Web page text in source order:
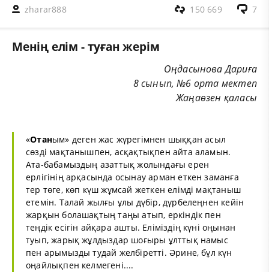
zharar888 7
150 669
Менің елім - туған жерім
Оңдасынова Дариға
8 сынып, №6 орта мектеп
Жаңаөзен қаласы
«Отаным» деген жас жүрегімнен шыққан асыл
сөзді мақтанышпен, асқақтықпен айта аламын.
Ата-бабамыздың азаттық жолындағы ерен
ерлігінің арқасында осынау арман еткен заманға
тер төге, көп күш жұмсай жеткен елімді мақтаныш
етемін. Талай жылғы ұлы дүбір, дүрбелеңнен кейін
жарқын болашақтың таңы атып, еркіндік пен
теңдік есігін айқара ашты. Еліміздің күні оңынан
туып, жарық жұлдыздар шоғыры ұлттық намыс
пен арымызды тудай желбіретті. Әрине, бұл күн
оңайлықпен келмегені....